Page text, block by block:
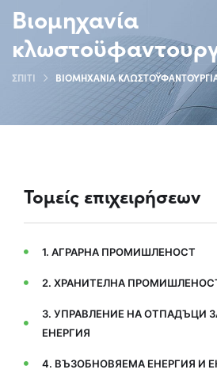
Βιομηχανία
ΣΠΊΤΙ ΒΙΟΜΗΧΑΝΊΑ
Τομείς επιχειρήσεων
1. АГРАРНА ПРОМИШЛЕНОСТ
2. ХРАНИТЕЛНА
3. УПРАВЛЕНИЕ НА ОТПАДЪЦИ
ЕНЕРГИЯ
4. ВЪЗОБНОВЯЕМА ЕНЕРГИЯ И